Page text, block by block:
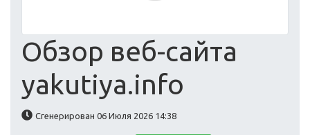
Обзор веб-сайта
yakutiya.info
Сгенерирован 06 Июля 2026 14:38